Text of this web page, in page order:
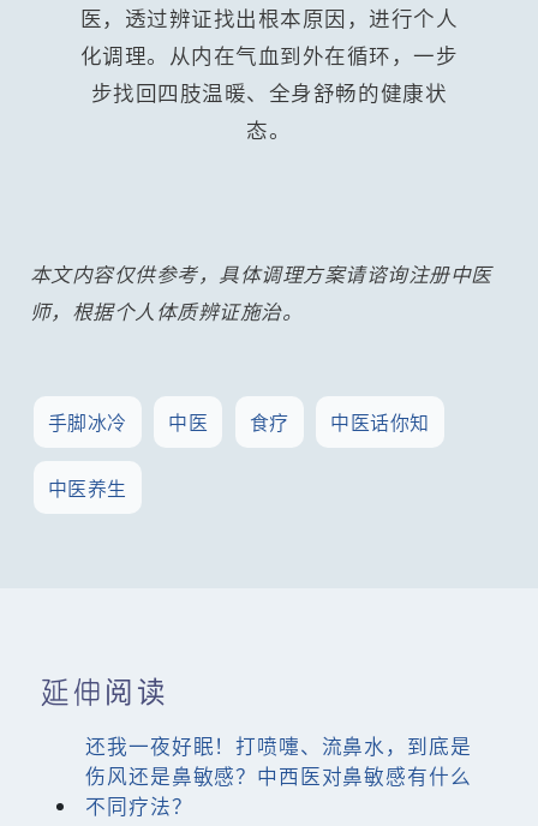
医，透过辨证找出根本原因，进行个人
化调理。从内在气血到外在循环，一步
步找回四肢温暖、全身舒畅的健康状
态。
本文内容仅供参考，具体调理方案请谘询注册中医
师，根据个人体质辨证施治。
手脚冰冷 中医 食疗 中医话你知
中医养生
延伸阅读
还我一夜好眠！打喷嚏、流鼻水，到底是
伤风还是鼻敏感？中西医对鼻敏感有什么
不同疗法？